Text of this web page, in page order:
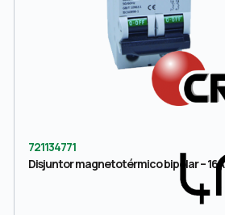
721134771
Disjuntor magnetotérmico bipolar – 16A